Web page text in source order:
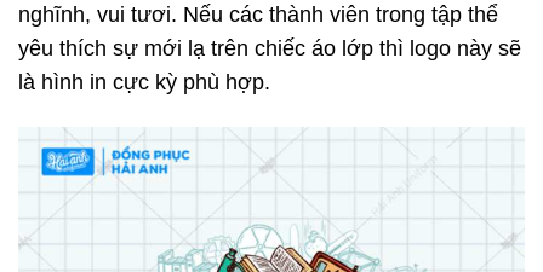
nghĩnh, vui tươi. Nếu các thành viên trong tập thể
yêu thích sự mới lạ trên chiếc áo lớp thì logo này sẽ
là hình in cực kỳ phù hợp.